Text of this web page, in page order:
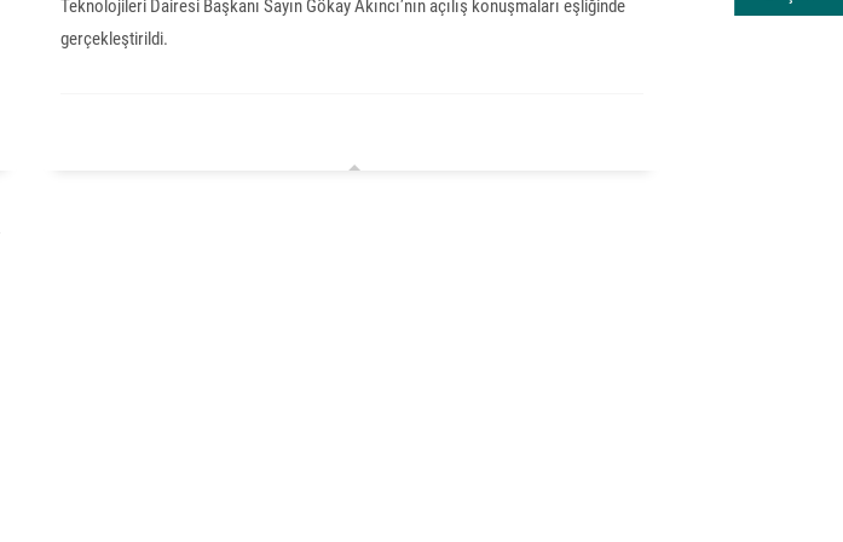
Teknolojileri Dairesi Başkanı Sayın Gökay Akıncı’nın açılış konuşmaları eşliğinde
gerçekleştirildi.